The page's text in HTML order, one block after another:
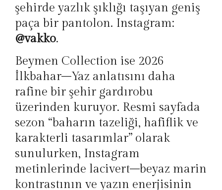
şehirde yazlık şıklığı taşıyan geniş
paça bir pantolon. Instagram:
@vakko.
Beymen Collection ise 2026
İlkbahar–Yaz anlatısını daha
rafine bir şehir gardırobu
üzerinden kuruyor. Resmi sayfada
sezon “baharın tazeliği, hafiflik ve
karakterli tasarımlar” olarak
sunulurken, Instagram
metinlerinde lacivert–beyaz marin
kontrastının ve yazın enerjisinin